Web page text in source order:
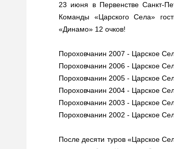
23 июня в Первенстве Санкт-
Команды «Царского Села»
«Динамо» 12 очков!
Пороховчанин 2007 - Царское
Пороховчанин 2006 - Царское
Пороховчанин 2005 - Царское
Пороховчанин 2004 - Царское
Пороховчанин 2003 - Царское
Пороховчанин 2002 - Царское
После десяти туров «Царское